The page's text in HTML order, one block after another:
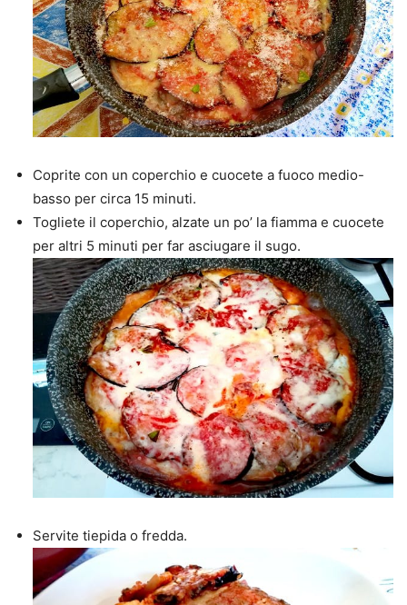
Coprite con un coperchio e cuocete a fuoco medio-
basso per circa 15 minuti.
Togliete il coperchio, alzate un po’ la fiamma e cuocete
per altri 5 minuti per far asciugare il sugo.
Servite tiepida o fredda.